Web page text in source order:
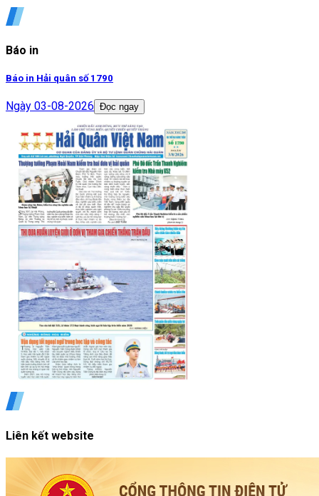
Báo in
Báo in Hải quân số 1790
Ngày 03-08-2026 Đọc ngay
Liên kết website